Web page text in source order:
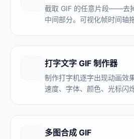
截取 GIF 的任意片段——去
中间部分。可视化帧时间轴
打字文字 GIF 制作器
制作打字机逐字出现动画效
速度、字体、颜色、光标闪
多图合成 GIF